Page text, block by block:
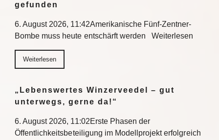
gefunden
6. August 2026, 11:42Amerikanische Fünf-Zentner-
Bombe muss heute entschärft werden Weiterlesen
Weiterlesen
„Lebenswertes Winzerveedel – gut
unterwegs, gerne da!“
6. August 2026, 11:02Erste Phasen der
Öffentlichkeitsbeteiligung im Modellprojekt erfolgreich